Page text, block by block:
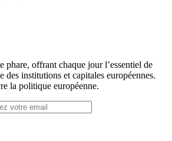
phare, offrant chaque jour l’essentiel de
des institutions et capitales européennes.
la politique européenne.